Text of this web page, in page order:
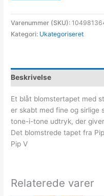
Varenummer (SKU):
Kategori: Ukategoriseret
Beskrivelse
Et blåt blomstertapet med
er skabt med fine og sirlige
tone-i-tone udtryk, der
Det blomstrede tapet fra
Pip V
Relaterede varer